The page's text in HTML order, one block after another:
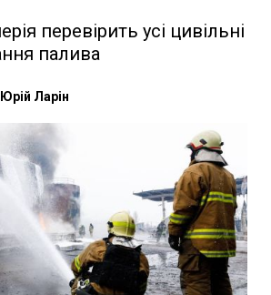
перевірить усі цивільні
палива
Юрій Ларін